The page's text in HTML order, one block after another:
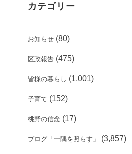
カテゴリー
お知らせ (80)
区政報告 (475)
皆様の暮らし (1,001)
子育て (152)
桃野の信念 (17)
ブログ「一隅を照らす」 (3,857)